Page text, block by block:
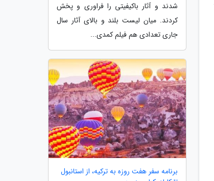
شدند و آثار باکیفیتی را فراوری و پخش
کردند. میان لیست بلند و بالای آثار سال
جاری تعدادی هم فیلم کمدی...
برنامه سفر هفت روزه به ترکیه، از استانبول